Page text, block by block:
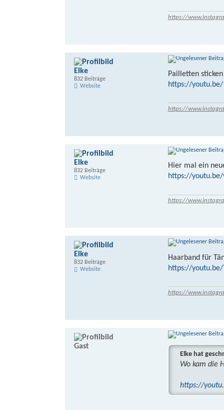
https://
Pailletten sticken
https://youtu.be/
https://
Elke
832 Beiträge
Website
Hier mal ein
https://youtu.be/
https://
Elke
832 Beiträge
Website
Haarband für
https://youtu.be/
https://
Elke
832 Beiträge
Website
Elke hat
Wo kam die
https://
Gast